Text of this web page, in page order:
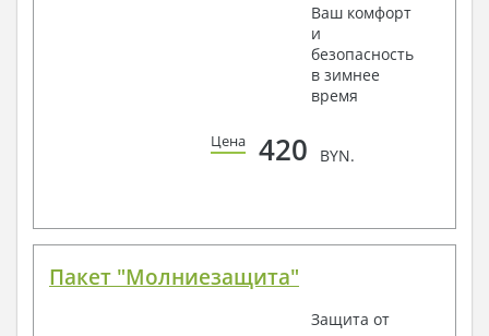
Ваш комфорт
и
безопасность
в зимнее
время
Цена 420 BYN.
Пакет "Молниезащита"
Защита от